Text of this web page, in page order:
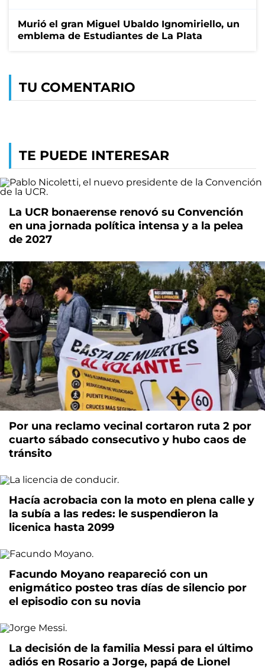
Murió el gran Miguel Ubaldo Ignomiriello, un
emblema de Estudiantes de La Plata
TU COMENTARIO
TE PUEDE INTERESAR
La UCR bonaerense renovó su Convención
en una jornada política intensa y a la pelea
de 2027
Por una reclamo vecinal cortaron ruta 2 por
cuarto sábado consecutivo y hubo caos de
tránsito
Hacía acrobacia con la moto en plena calle y
la subía a las redes: le suspendieron la
licenica hasta 2099
Facundo Moyano reapareció con un
enigmático posteo tras días de silencio por
el episodio con su novia
La decisión de la familia Messi para el último
adiós en Rosario a Jorge, papá de Lionel